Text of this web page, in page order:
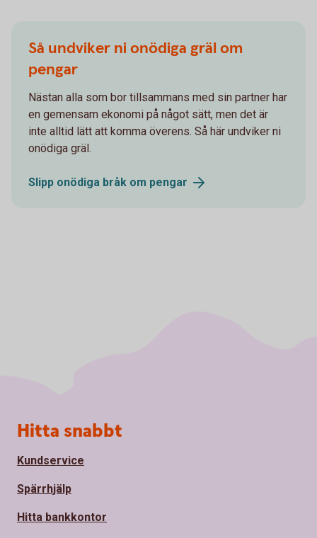
Så undviker ni onödiga gräl om
pengar
Nästan alla som bor tillsammans med sin partner har
en gemensam ekonomi på något sätt, men det är
inte alltid lätt att komma överens. Så här undviker ni
onödiga gräl.
Slipp onödiga bråk om pengar
Sidfot
Hitta snabbt
Kundservice
Spärrhjälp
Hitta bankkontor